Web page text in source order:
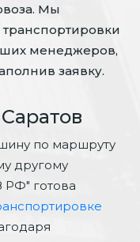
Мы
менеджеров,
заявку.
по маршруту
другому
готова